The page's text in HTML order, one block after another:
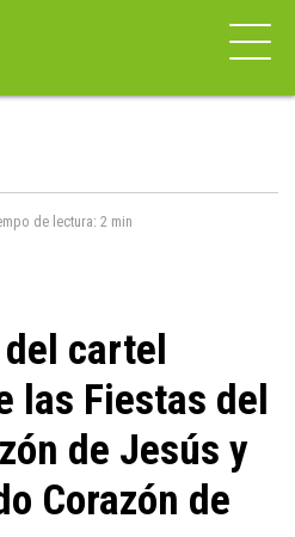
de lectura: 2 min
cartel
las Fiestas del
de Jesús y
Corazón de